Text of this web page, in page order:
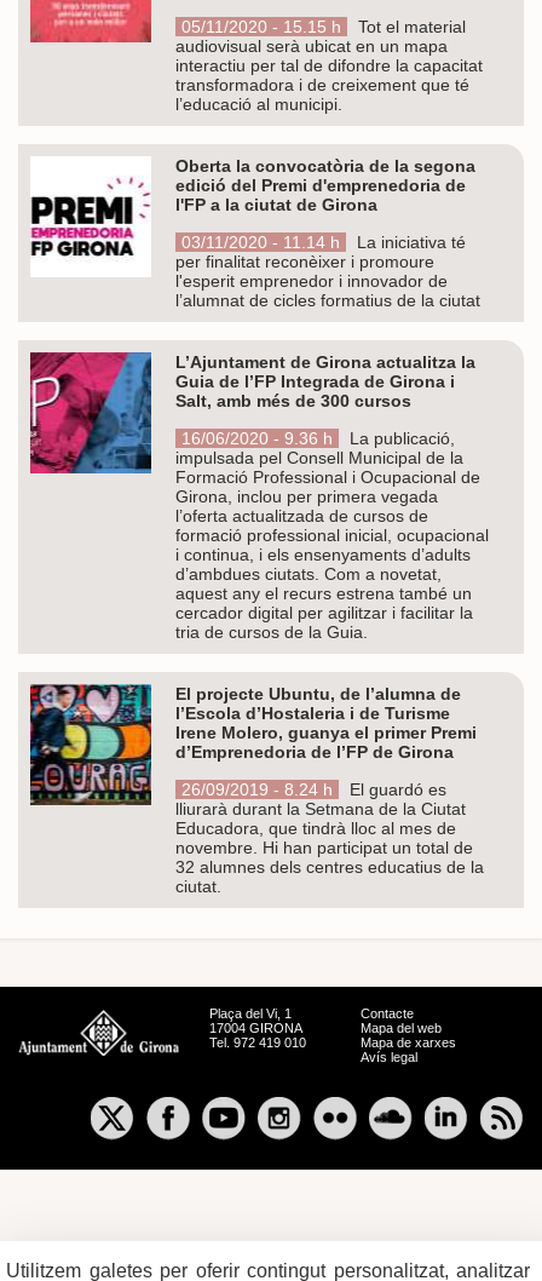
05/11/2020 - 15.15 h
Tot el material
audiovisual serà ubicat en un mapa
interactiu per tal de difondre la capacitat
transformadora i de creixement que té
l’educació al municipi.
Oberta la convocatòria de la segona
edició del Premi d'emprenedoria de
l'FP a la ciutat de Girona
03/11/2020 - 11.14 h
La iniciativa té
per finalitat reconèixer i promoure
l'esperit emprenedor i innovador de
l’alumnat de cicles formatius de la ciutat
L’Ajuntament de Girona actualitza la
Guia de l’FP Integrada de Girona i
Salt, amb més de 300 cursos
16/06/2020 - 9.36 h
La publicació,
impulsada pel Consell Municipal de la
Formació Professional i Ocupacional de
Girona, inclou per primera vegada
l’oferta actualitzada de cursos de
formació professional inicial, ocupacional
i continua, i els ensenyaments d’adults
d’ambdues ciutats. Com a novetat,
aquest any el recurs estrena també un
cercador digital per agilitzar i facilitar la
tria de cursos de la Guia.
El projecte Ubuntu, de l’alumna de
l’Escola d’Hostaleria i de Turisme
Irene Molero, guanya el primer Premi
d’Emprenedoria de l’FP de Girona
26/09/2019 - 8.24 h
El guardó es
lliurarà durant la Setmana de la Ciutat
Educadora, que tindrà lloc al mes de
novembre. Hi han participat un total de
32 alumnes dels centres educatius de la
ciutat.
Plaça del Vi, 1
17004 GIRONA
Tel. 972 419 010
Contacte
Mapa del web
Mapa de xarxes
Avís legal
Utilitzem galetes per oferir contingut personalitzat, analitzar